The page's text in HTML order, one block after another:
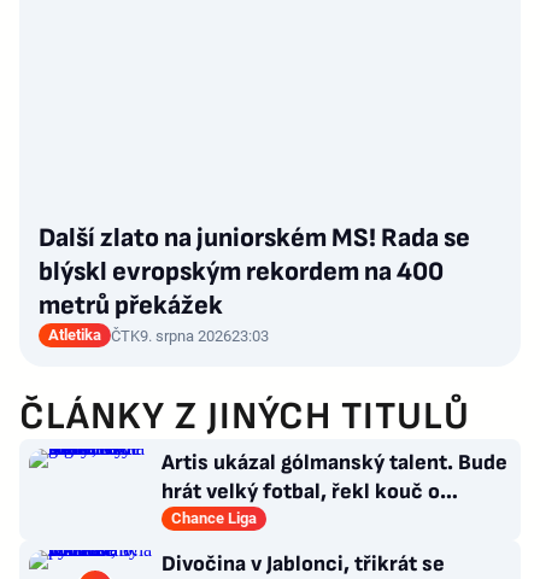
Další zlato na juniorském MS! Rada se
blýskl evropským rekordem na 400
metrů překážek
Atletika ČTK9. srpna 202623:03
ČLÁNKY Z JINÝCH TITULŮ
Artis ukázal gólmanský talent. Bude
hrát velký fotbal, řekl kouč o
Kašíkovi. Body ale má Sigma
Chance Liga
Divočina v Jablonci, třikrát se